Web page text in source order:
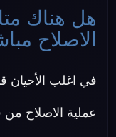
هل هناك
الاصلاح
في اغلب الأحيان
عملية الاصلاح